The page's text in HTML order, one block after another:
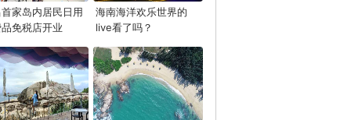
家岛内居民日用
免税店开业
海南海洋欢乐世界的
live看了吗？